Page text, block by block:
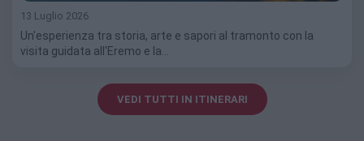
13 Luglio 2026
Un'esperienza tra storia, arte e sapori al tramonto con la
visita guidata all'Eremo e la…
VEDI TUTTI IN ITINERARI